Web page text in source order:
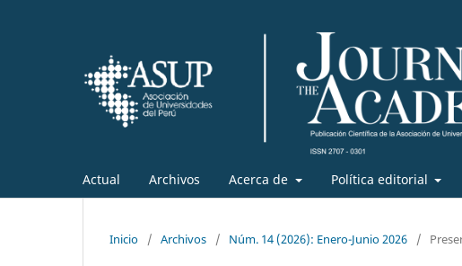
Actual Archivos Acerca de Política editorial
Inicio / Archivos / Núm. 14 (2026): Enero-Junio 2026 /